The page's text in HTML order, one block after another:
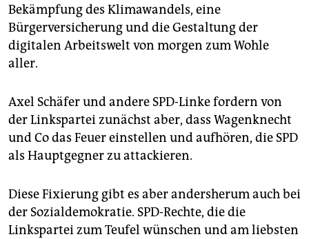
Bekämpfung des Klimawandels, eine
Bürgerversicherung und die Gestaltung der
digitalen Arbeitswelt von morgen zum Wohle
aller.
Axel Schäfer und andere SPD-Linke fordern von
der Linkspartei zunächst aber, dass Wagenknecht
und Co das Feuer einstellen und aufhören, die SPD
als Hauptgegner zu attackieren.
Diese Fixierung gibt es aber andersherum auch bei
der Sozialdemokratie. SPD-Rechte, die die
Linkspartei zum Teufel wünschen und am liebsten